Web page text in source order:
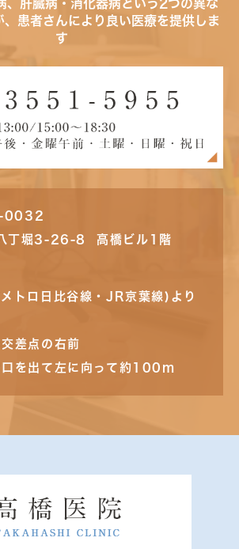
、肝臓病・消化器病という2つの異な
、患者さんにより良い医療を提供しま
す
0032
丁堀3-26-8 高橋ビル1階
トロ日比谷線・JR京葉線)より
差点の右前
を出て左に向って約100m